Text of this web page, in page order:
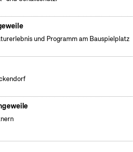
und Programm am Bauspielplatz